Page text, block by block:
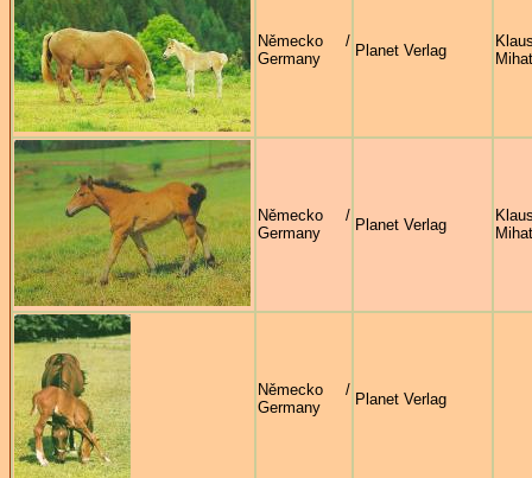
Německo /
Germany
Planet Verlag
Německo /
Germany
Planet Verlag
Německo /
Germany
Planet Verlag